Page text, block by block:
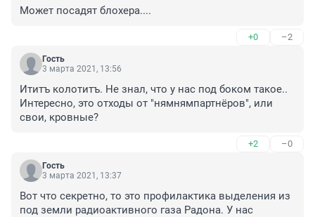
Может посадят блохера....
+0 –2
Гость
3 марта 2021, 13:56
Ититъ колотитъ. Не знал, что у нас под боком такое..
Интересно, это отходы от "нямнямпартнёров", или
свои, кровные?
+2 –0
Гость
3 марта 2021, 13:37
Вот что секретно, то это профилактика выделения из
под земли радиоактивного газа Радона. У нас